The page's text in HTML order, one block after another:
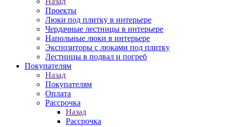
Проекты
Люки под плитку в интерьере
Чердачные лестницы в интерьере
Напольные люки в интерьере
Экспозиторы с люками под плитку
Лестницы в подвал и погреб
Покупателям
Назад
Покупателям
Оплата
Рассрочка
Назад
Рассрочка